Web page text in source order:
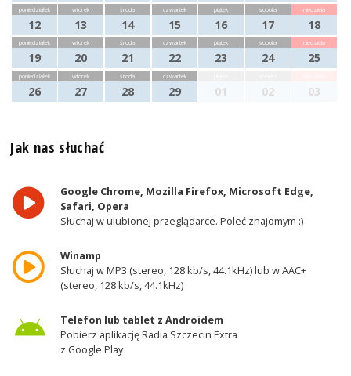
poniedziałek
12
wtorek
13
środa
14
czwartek
15
piątek
16
sobota
17
niedziela
18
poniedziałek
19
wtorek
20
środa
21
czwartek
22
piątek
23
sobota
24
niedziela
25
poniedziałek
26
wtorek
27
środa
28
czwartek
29 01 02 03
Jak nas słuchać
Google Chrome, Mozilla Firefox, Microsoft Edge,
Safari, Opera
Słuchaj w ulubionej przeglądarce. Poleć znajomym :)
Winamp
Słuchaj w MP3 (stereo, 128 kb/s, 44.1kHz) lub w AAC+
(stereo, 128 kb/s, 44.1kHz)
Telefon lub tablet z Androidem
Pobierz aplikację Radia Szczecin Extra
z Google Play